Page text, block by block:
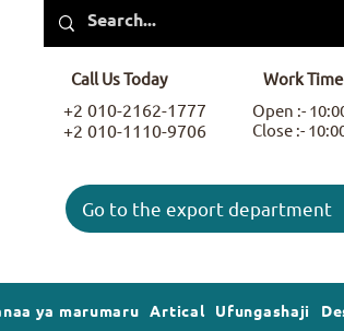
Call Us Today
+2 010-2162-1777
+2 010-1110-9706
Work Time
Open :-
Close :-
Go to the export department
ya marumaru Artical Ufungashaji